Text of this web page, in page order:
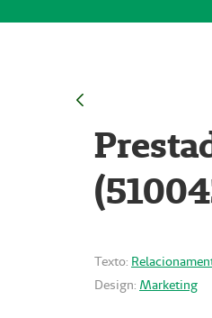
Texto:
Design: Marketing